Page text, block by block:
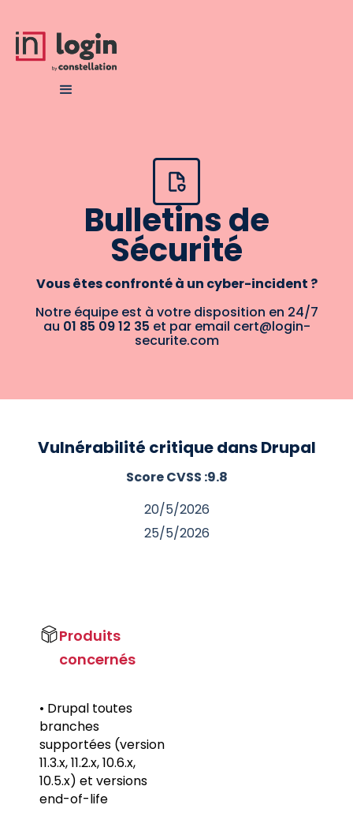
Bulletins de
Sécurité
Vous êtes confronté à un cyber-incident ?
Notre équipe est à votre disposition en 24/7
au 01 85 09 12 35 et par email cert@login-
securite.com
Vulnérabilité critique dans Drupal
Score CVSS :9.8
20/5/2026
25/5/2026
Produits
concernés
• Drupal toutes
branches
supportées (version
11.3.x, 11.2.x, 10.6.x,
10.5.x) et versions
end-of-life